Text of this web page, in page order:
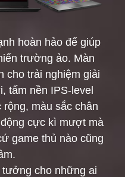
hoàn hảo để giúp
trường ảo. Màn
cho trải nghiệm giải
tấm nền IPS-level
màu sắc chân
cực kì mượt mà
game thủ nào cũng
cho những ai